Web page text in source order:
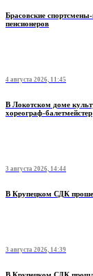
Брасовские
пенсионеров
4 августа 2026, 11:45
В Локотском доме
хореограф-балетмейстер
3 августа 2026, 14:44
В Крупецком СДК
3 августа 2026, 14:39